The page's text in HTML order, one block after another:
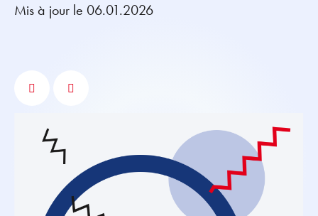
Mis à jour le 06.01.2026